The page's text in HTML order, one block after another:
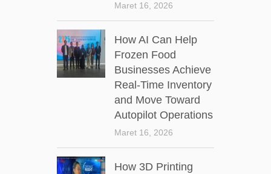
Maret 16, 2026
How AI Can Help
Frozen Food
Businesses Achieve
Real-Time Inventory
and Move Toward
Autopilot Operations
Maret 16, 2026
How 3D Printing